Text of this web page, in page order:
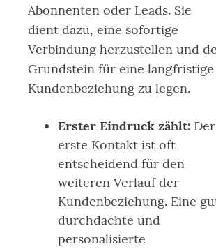
Abonnenten oder Leads. Sie
dient dazu, eine sofortige
Verbindung herzustellen und
Grundstein für eine langfristige
Kundenbeziehung zu legen.
Erster Eindruck zählt: Der
erste Kontakt ist oft
entscheidend für den
weiteren Verlauf der
Kundenbeziehung. Eine
durchdachte und
personalisierte